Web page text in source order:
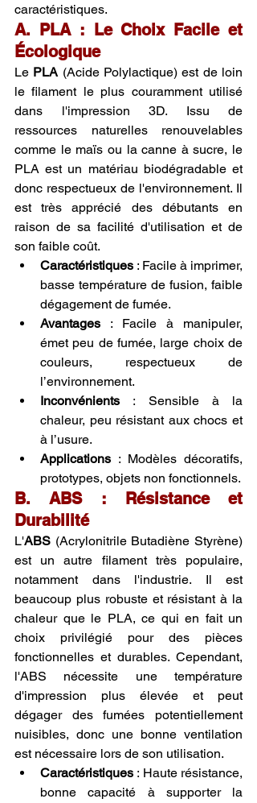
caractéristiques.
A. PLA : Le Choix Facile et
Écologique
Le PLA (Acide Polylactique) est de loin
le filament le plus couramment utilisé
dans l'impression 3D. Issu de
ressources naturelles renouvelables
comme le maïs ou la canne à sucre, le
PLA est un matériau biodégradable et
donc respectueux de l'environnement. Il
est très apprécié des débutants en
raison de sa facilité d'utilisation et de
son faible coût.
Caractéristiques : Facile à imprimer,
basse température de fusion, faible
dégagement de fumée.
Avantages : Facile à manipuler,
émet peu de fumée, large choix de
couleurs, respectueux de
l’environnement.
Inconvénients : Sensible à la
chaleur, peu résistant aux chocs et
à l’usure.
Applications : Modèles décoratifs,
prototypes, objets non fonctionnels.
B. ABS : Résistance et
Durabilité
L'ABS (Acrylonitrile Butadiène Styrène)
est un autre filament très populaire,
notamment dans l'industrie. Il est
beaucoup plus robuste et résistant à la
chaleur que le PLA, ce qui en fait un
choix privilégié pour des pièces
fonctionnelles et durables. Cependant,
l'ABS nécessite une température
d'impression plus élevée et peut
dégager des fumées potentiellement
nuisibles, donc une bonne ventilation
est nécessaire lors de son utilisation.
Caractéristiques : Haute résistance,
bonne capacité à supporter la